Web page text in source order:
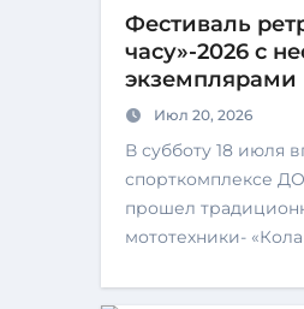
Фестиваль
часу»-2026 с
экземплярами
Июл 20, 2026
В субботу 18 июля впервые в
спорткомплексе
прошел
мототехники-